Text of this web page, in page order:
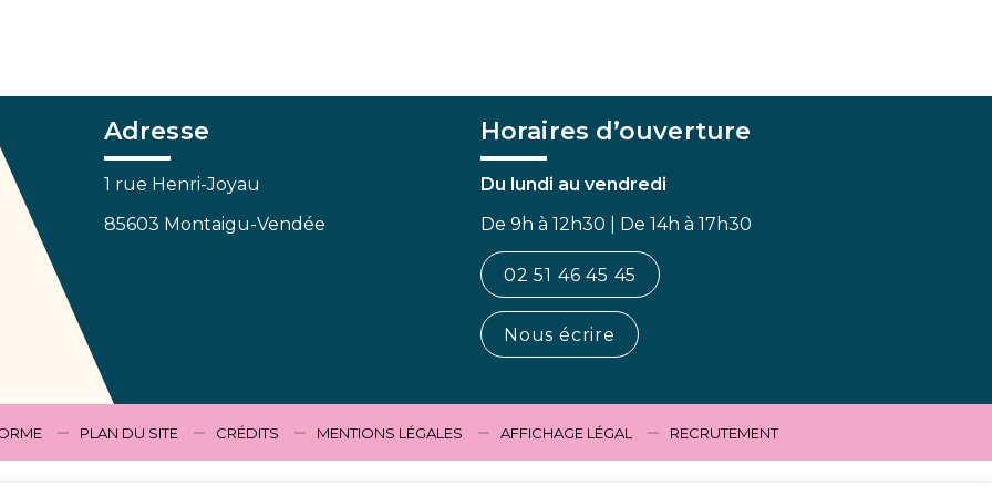
Adresse
1 rue Henri-Joyau
85603 Montaigu-Vendée
Horaires d’ouverture
Du lundi au vendredi
De 9h à 12h30 | De 14h à 17h30
02 51 46 45 45
Nous écrire
PLAN DU SITE CRÉDITS MENTIONS LÉGALES AFFICHAGE LÉGAL RECRUTEMENT